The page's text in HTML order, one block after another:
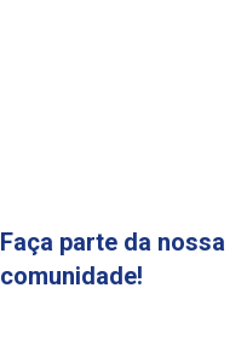
Faça parte da nossa
comunidade!